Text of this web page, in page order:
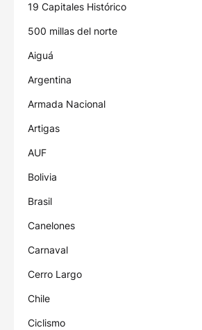
19 Capitales Histórico
500 millas del norte
Aiguá
Argentina
Armada Nacional
Artigas
AUF
Bolivia
Brasil
Canelones
Carnaval
Cerro Largo
Chile
Ciclismo